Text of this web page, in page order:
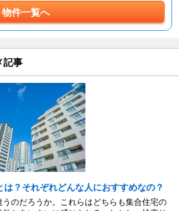
物件一覧へ
記事
？それぞれどんな人におすすめなの？
のだろうか。これらはどちらも集合住宅の